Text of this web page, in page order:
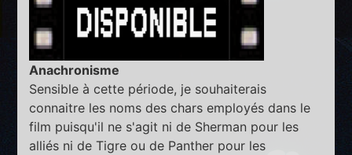
Anachronisme
Sensible à cette période, je souhaiterais
connaitre les noms des chars employés dans le
film puisqu'il ne s'agit ni de Sherman pour les
alliés ni de Tigre ou de Panther pour les